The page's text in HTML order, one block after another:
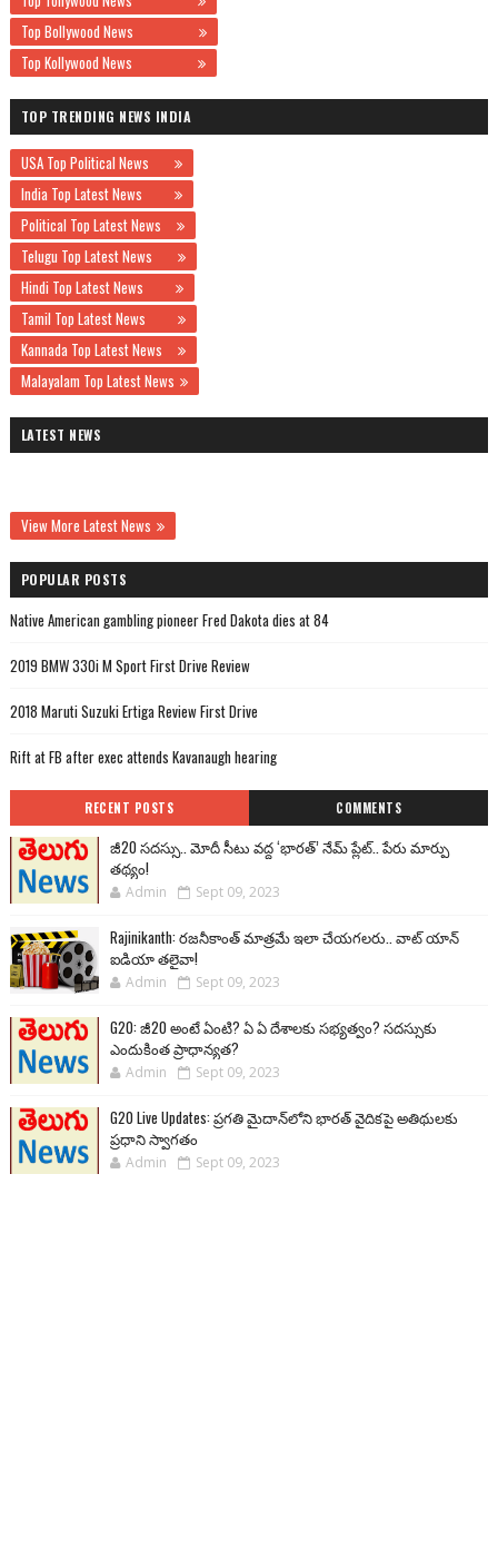
Top Bollywood News
Top Kollywood News
TOP TRENDING NEWS INDIA
USA Top Political News
India Top Latest News
Political Top Latest News
Telugu Top Latest News
Hindi Top Latest News
Tamil Top Latest News
Kannada Top Latest News
Malayalam Top Latest News
LATEST NEWS
View More Latest News
POPULAR POSTS
Native American gambling pioneer Fred Dakota dies at 84
2019 BMW 330i M Sport First Drive Review
2018 Maruti Suzuki Ertiga Review First Drive
Rift at FB after exec attends Kavanaugh hearing
RECENT POSTS COMMENTS
జీ20 సదస్సు.. మోదీ సీటు వద్ద ‘భారత్’ నేమ్ ప్లేట్‌.. పేరు మార్పు
తథ్యం!
Admin Sept 09, 2023
Rajinikanth: రజనీకాంత్ మాత్రమే ఇలా చేయగలరు.. వాట్ యాన్
ఐడియా తలైవా!
Admin Sept 09, 2023
G20: జీ20 అంటే ఏంటి? ఏ ఏ దేశాలకు సభ్యత్వం? సదస్సుకు
ఎందుకింత ప్రాధాన్యత?
Admin Sept 09, 2023
G20 Live Updates: ప్రగతి మైదాన్‌లోని భారత్ వైదికపై అతిథులకు
ప్రధాని స్వాగతం
Admin Sept 09, 2023